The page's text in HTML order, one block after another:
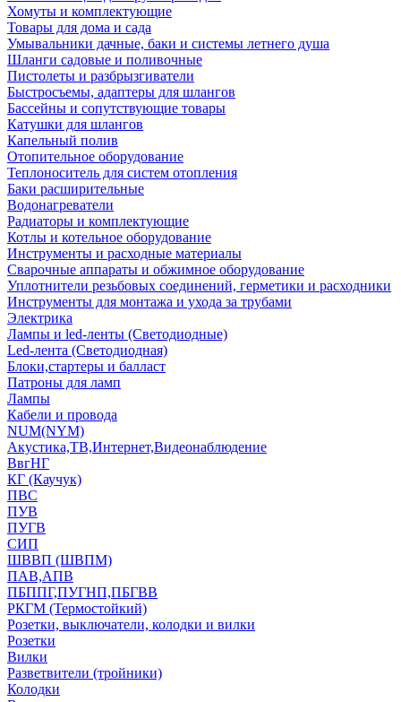
Хомуты и комплектующие
Товары для дома и сада
Умывальники дачные, баки и системы летнего душа
Шланги садовые и поливочные
Пистолеты и разбрызгиватели
Быстросъемы, адаптеры для шлангов
Бассейны и сопутствующие товары
Катушки для шлангов
Капельный полив
Отопительное оборудование
Теплоноситель для систем отопления
Баки расширительные
Водонагреватели
Радиаторы и комплектующие
Котлы и котельное оборудование
Инструменты и расходные материалы
Сварочные аппараты и обжимное оборудование
Уплотнители резьбовых соединений, герметики и расходники
Инструменты для монтажа и ухода за трубами
Электрика
Лампы и led-ленты (Светодиодные)
Led-лента (Светодиодная)
Блоки,стартеры и балласт
Патроны для ламп
Лампы
Кабели и провода
NUM(NYM)
Акустика,ТВ,Интернет,Видеонаблюдение
ВвгНГ
КГ (Каучук)
ПВС
ПУВ
ПУГВ
СИП
ШВВП (ШВПМ)
ПАВ,АПВ
ПБППГ,ПУГНП,ПБГВВ
РКГМ (Термостойкий)
Розетки, выключатели, колодки и вилки
Розетки
Вилки
Разветвители (тройники)
Колодки